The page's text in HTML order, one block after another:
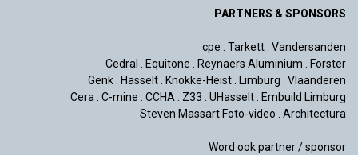
PARTNERS & SPONSORS
cpe . Tarkett. Vandersanden
Cedral . Equitone . Reynaers Aluminium . Forster
Genk. Hasselt. Knokke-Heist. Limburg . Vlaanderen
Cera. C-mine . CCHA. Z33 . UHasselt. Embuild Limburg
Steven Massart Foto-video . Architectura
Word ook partner / sponsor